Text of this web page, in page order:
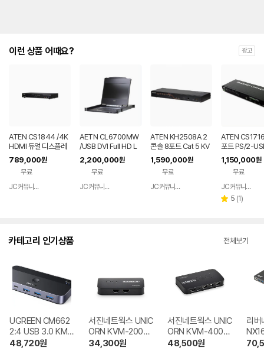
이런 상품 어때요? 광고
ATEN CS1844 /4K
HDMI 듀얼 디스플레
이 KVMP 스위치
789,000원
무료
JC커뮤니케이션
AETN CL6700MW
/USB DVI Full HD L
CD 콘솔
2,200,000원
무료
JC커뮤니케이션
ATEN KH2508A 2
콘솔 8포트 Cat 5 KV
M 스위치
1,590,000원
무료
JC커뮤니케이션
ATEN
포트 PS/2-
A KVM 스위치
1,150,000원
무료
JC커뮤니케이션
별 5 리
(1)
카테고리 인기상품 전체보기
UGREEN CM662
2:4 USB 3.0 KM
스위치
48,720원
서진네트웍스 UNIC
ORN KVM-200H
V 2:1 HDMI KVM
34,300원
서진네트웍스 UNIC
ORN KVM-400H
V 4:1 HDMI KVM
48,500원
리버
MI